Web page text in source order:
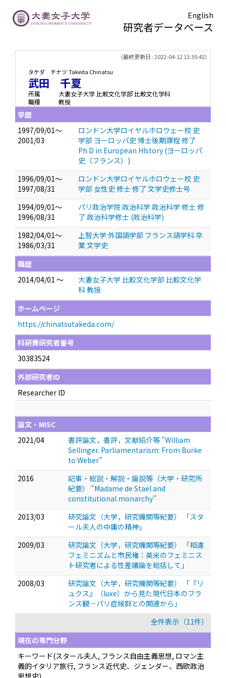
English
研究者データベース
（最終更新日 : 2022-04-12 13:30:42）
タケダ チナツ Takeda Chinatsu
武田 千夏
所属
大妻女子大学 比較文化学部 比較文化学科
職種
教授
学歴
1997/09/01～
2001/03
ロンドン大学ロイヤルホロウェー校 史
学部 ヨーロッパ史 博士後期課程 修了
Ph D in European HIstory (ヨーロッパ
史（フランス）)
1996/09/01～
1997/08/31
ロンドン大学ロイヤルホロウェー校 史
学部 女性史 修士 修了 文学史修士号
1994/09/01～
1996/08/31
パリ政治学院 政治科学 政治科学 修士 修
了 政治科学修士 (政治科学)
1982/04/01～
1986/03/31
上智大学 外国語学部 フランス語学科 卒
業 文学史
職歴
2014/04/01 ～
大妻女子大学 比較文化学部 比較文化学
科 教授
ホームページ
https://chinatsutakeda.com/
科研費研究者番号
30383524
外部研究者ID
Researcher ID
論文・MISC
2021/04
書評論文，書評，文献紹介等 "William
Sellinger. Parliamentarism: From Burke
to Weber"
2016
記事・総説・解説・論説等（大学・研究所
紀要） "Madame de Staël and
constitutional monarchy"
2013/03
研究論文（大学，研究機関等紀要） 「スタ
ール夫人の中庸の精神」
2009/03
研究論文（大学，研究機関等紀要） 「相違
フェミニズムと市民権：英米のフェミニス
ト研究者による性差議論を総括して」
2008/03
研究論文（大学，研究機関等紀要） 「『リ
ュクス』（luxe）から見た現代日本のフラ
ンス観—パリ症候群との関連から」
全件表示（11件）
現在の専門分野
キーワード(スタール夫人, フランス自由主義思想, ロマン主
義的イタリア旅行, フランス近代史、ジェンダー、西欧政治
思想史)